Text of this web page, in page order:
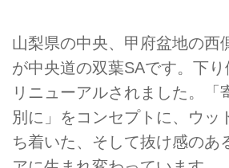
山梨県の中央、甲府盆地の西
が中央道の双葉SAです。下
リニューアルされました。「
別に」をコンセプトに、ウッ
ち着いた、そして抜け感のあ